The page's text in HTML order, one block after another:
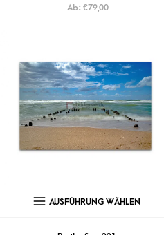
Ab: €79,00
AUSFÜHRUNG WÄHLEN